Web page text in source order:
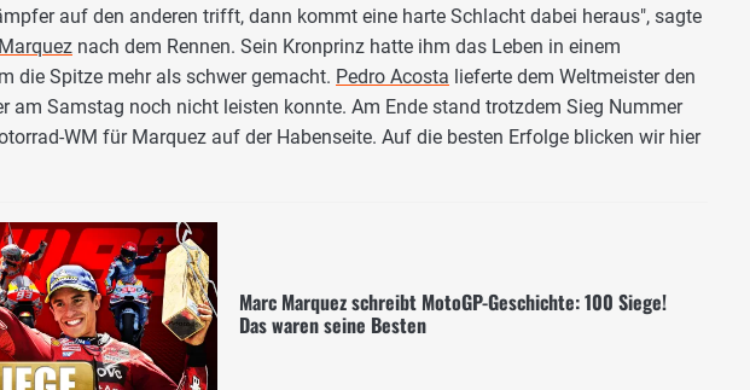
auf den anderen trifft, dann kommt eine harte Schlacht dabei heraus", sagte
nach dem Rennen. Sein Kronprinz hatte ihm das Leben in einem
die Spitze mehr als schwer gemacht. Pedro Acosta lieferte dem Weltmeister den
am Samstag noch nicht leisten konnte. Am Ende stand trotzdem Sieg Nummer
WM für Marquez auf der Habenseite. Auf die besten Erfolge blicken wir hier
Marc Marquez schreibt MotoGP-Geschichte: 100 Siege!
Das waren seine Besten